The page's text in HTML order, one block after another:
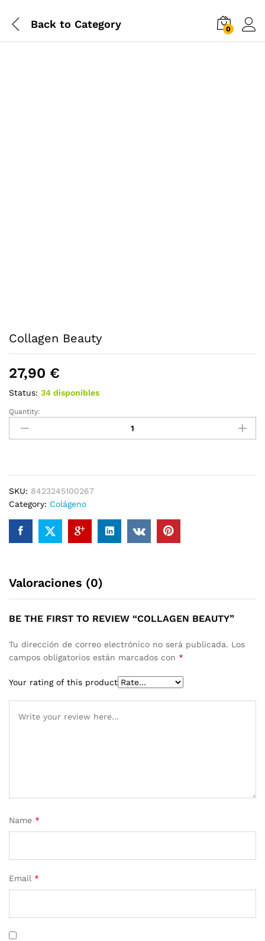
Back to Category 0
Collagen Beauty
27,90 €
Status: 34 disponibles
Collagen
Beauty
quantity
Quantity:
SKU: 8423245100267
Category: Colágeno
Valoraciones (0)
BE THE FIRST TO REVIEW “COLLAGEN BEAUTY”
Tu dirección de correo electrónico no será publicada. Los
campos obligatorios están marcados con *
Your rating of this product
Name *
Email *